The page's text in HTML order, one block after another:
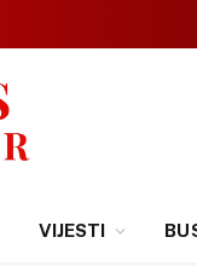
VIJESTI